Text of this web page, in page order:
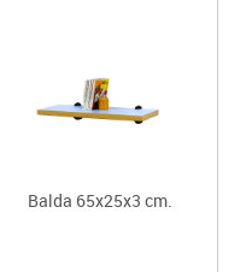
Balda 65x25x3 cm.